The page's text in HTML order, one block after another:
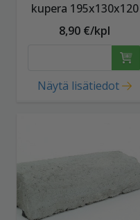
kupera 195x130x120
8,90 €/kpl
Näytä lisätiedot